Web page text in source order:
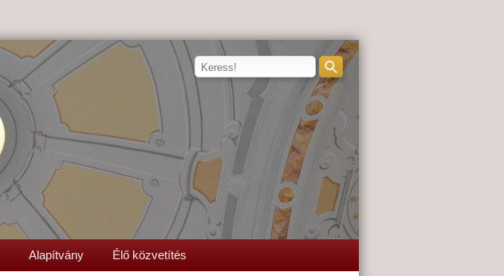
Alapítvány Élő közvetítés